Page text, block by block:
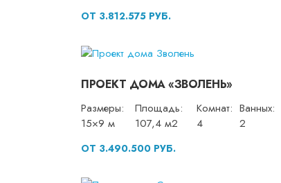
ОТ 3.812.575 РУБ.
ПРОЕКТ ДОМА «ЗВОЛЕНЬ»
Размеры:
15×9 м
Площадь:
107,4 м2
Комнат:
4
Ванных:
2
ОТ 3.490.500 РУБ.